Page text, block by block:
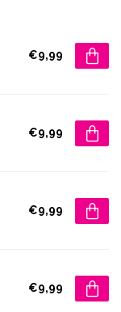
€9,99
€9,99
€9,99
€9,99